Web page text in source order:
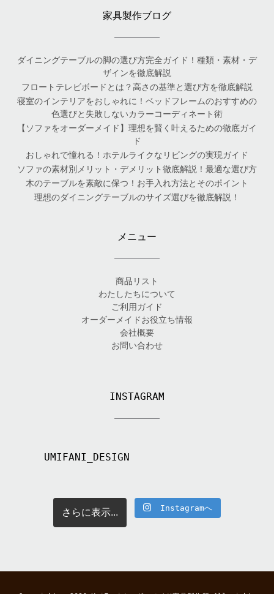
家具製作ブログ
ダイニングテーブルの脚の選び方完全ガイド！種類・素材・デ
ザインを徹底解説
フロートテレビボードとは？高さの基準と選び方を徹底解説
寝室のインテリアをおしゃれに！ベッドフレームのおすすめの
色選びと失敗しないカラーコーディネート術
【ソファをオーダーメイド】理想を賢く叶えるための徹底ガイ
ド
おしゃれで憧れる！ホテルライクなリビングの実現ガイド
ソファの素材別メリット・デメリット徹底解説！最適な選び方
木のテーブルを素敵に保つ！お手入れ方法とそのポイント
理想のダイニングテーブルのサイズ選びを徹底解説！
メニュー
商品リスト
わたしたちについて
ご利用ガイド
オーダーメイドお役立ち情報
会社概要
お問い合わせ
INSTAGRAM
UMIFANI_DESIGN
さらに表示... Instagramへ